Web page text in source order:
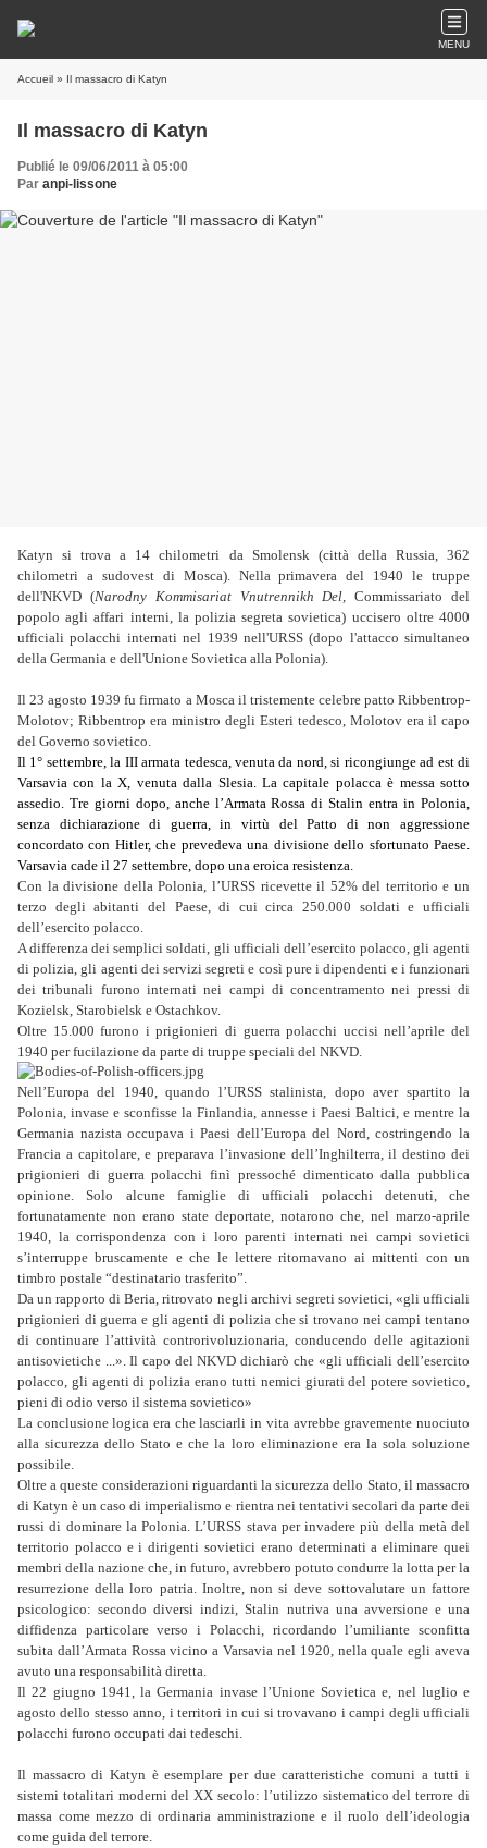
MENU
Accueil » Il massacro di Katyn
Il massacro di Katyn
Publié le 09/06/2011 à 05:00
Par anpi-lissone
Katyn si trova a 14 chilometri da Smolensk (città della Russia, 362
chilometri a sudovest di Mosca). Nella primavera del 1940 le truppe
dell'NKVD (Narodny Kommisariat Vnutrennikh Del, Commissariato del
popolo agli affari interni, la polizia segreta sovietica) uccisero oltre 4000
ufficiali polacchi internati nel 1939 nell'URSS (dopo l'attacco simultaneo
della Germania e dell'Unione Sovietica alla Polonia).
Il 23 agosto 1939 fu firmato a Mosca il tristemente celebre patto Ribbentrop-
Molotov; Ribbentrop era ministro degli Esteri tedesco, Molotov era il capo
del Governo sovietico.
Il 1° settembre, la III armata tedesca, venuta da nord, si ricongiunge ad est di
Varsavia con la X, venuta dalla Slesia. La capitale polacca è messa sotto
assedio. Tre giorni dopo, anche l’Armata Rossa di Stalin entra in Polonia,
senza dichiarazione di guerra, in virtù del Patto di non aggressione
concordato con Hitler, che prevedeva una divisione dello sfortunato Paese.
Varsavia cade il 27 settembre, dopo una eroica resistenza.
Con la divisione della Polonia, l’URSS ricevette il 52% del territorio e un
terzo degli abitanti del Paese, di cui circa 250.000 soldati e ufficiali
dell’esercito polacco.
A differenza dei semplici soldati, gli ufficiali dell’esercito polacco, gli agenti
di polizia, gli agenti dei servizi segreti e così pure i dipendenti e i funzionari
dei tribunali furono internati nei campi di concentramento nei pressi di
Kozielsk, Starobielsk e Ostachkov.
Oltre 15.000 furono i prigionieri di guerra polacchi uccisi nell’aprile del
1940 per fucilazione da parte di truppe speciali del NKVD.
Nell’Europa del 1940, quando l’URSS stalinista, dopo aver spartito la
Polonia, invase e sconfisse la Finlandia, annesse i Paesi Baltici, e mentre la
Germania nazista occupava i Paesi dell’Europa del Nord, costringendo la
Francia a capitolare, e preparava l’invasione dell’Inghilterra, il destino dei
prigionieri di guerra polacchi finì pressoché dimenticato dalla pubblica
opinione. Solo alcune famiglie di ufficiali polacchi detenuti, che
fortunatamente non erano state deportate, notarono che, nel marzo-aprile
1940, la corrispondenza con i loro parenti internati nei campi sovietici
s’interruppe bruscamente e che le lettere ritornavano ai mittenti con un
timbro postale “destinatario trasferito”.
Da un rapporto di Beria, ritrovato negli archivi segreti sovietici, «gli ufficiali
prigionieri di guerra e gli agenti di polizia che si trovano nei campi tentano
di continuare l’attività controrivoluzionaria, conducendo delle agitazioni
antisovietiche ...». Il capo del NKVD dichiarò che «gli ufficiali dell’esercito
polacco, gli agenti di polizia erano tutti nemici giurati del potere sovietico,
pieni di odio verso il sistema sovietico»
La conclusione logica era che lasciarli in vita avrebbe gravemente nuociuto
alla sicurezza dello Stato e che la loro eliminazione era la sola soluzione
possibile.
Oltre a queste considerazioni riguardanti la sicurezza dello Stato, il massacro
di Katyn è un caso di imperialismo e rientra nei tentativi secolari da parte dei
russi di dominare la Polonia. L’URSS stava per invadere più della metà del
territorio polacco e i dirigenti sovietici erano determinati a eliminare quei
membri della nazione che, in futuro, avrebbero potuto condurre la lotta per la
resurrezione della loro patria. Inoltre, non si deve sottovalutare un fattore
psicologico: secondo diversi indizi, Stalin nutriva una avversione e una
diffidenza particolare verso i Polacchi, ricordando l’umiliante sconfitta
subita dall’Armata Rossa vicino a Varsavia nel 1920, nella quale egli aveva
avuto una responsabilità diretta.
Il 22 giugno 1941, la Germania invase l’Unione Sovietica e, nel luglio e
agosto dello stesso anno, i territori in cui si trovavano i campi degli ufficiali
polacchi furono occupati dai tedeschi.
Il massacro di Katyn è esemplare per due caratteristiche comuni a tutti i
sistemi totalitari moderni del XX secolo: l’utilizzo sistematico del terrore di
massa come mezzo di ordinaria amministrazione e il ruolo dell’ideologia
come guida del terrore.